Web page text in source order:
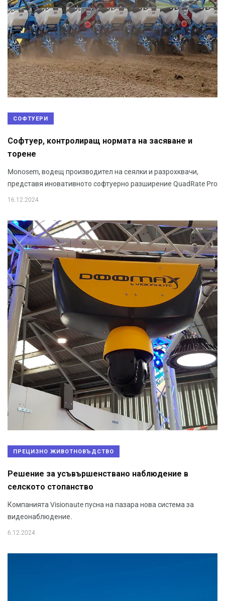
СОФТУЕРИ
Софтуер, контролиращ нормата на засяване и
торене
Monosem, водещ производител на сеялки и разрохквачи,
представя иновативното софтуерно разширение QuadRate Pro
16.12.2024
ПРЕЦИЗНО ЖИВОТНОВЪДСТВО
Решение за усъвършенствано наблюдение в
селското стопанство
Компанията Visionaute пусна на пазара нова система за
видеонаблюдение.
6.12.2024